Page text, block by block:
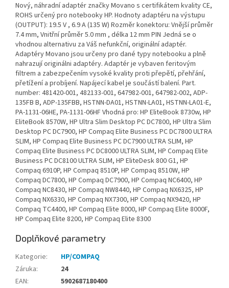
Nový, náhradní adaptér značky Movano s certifikátem kvality CE,
ROHS určený pro notebooky HP. Hodnoty adaptéru na výstupu
(OUTPUT): 19.5 V , 6.9 A (135 W) Rozměr konektoru: Vnější průměr
7.4 mm, Vnitřní průměr 5.0 mm , délka 12 mm PIN Jedná se o
vhodnou alternativu za Váš nefunkční, originální adaptér.
Adaptéry Movano jsou určeny pro dané typy notebooku a plně
nahrazují originálni adaptéry. Adaptér je vybaven feritovým
filtrem a zabezpečením vysoké kvality proti přepětí, přehřání,
přetížení a probíjení. Napájecí kabel je součástí balení. Part.
number: 481420-001, 482133-001, 647982-001, 647982-002, ADP-
135FB B, ADP-135FBB, HSTNN-DA01, HSTNN-LA01, HSTNN-LA01-E,
PA-1131-06HE, PA-1131-06HF Vhodná pro: HP EliteBook 8730w, HP
EliteBook 8570W, HP Ultra Slim Desktop PC DC7800, HP Ultra Slim
Desktop PC DC7900, HP Compaq Elite Business PC DC7800 ULTRA
SLIM, HP Compaq Elite Business PC DC7900 ULTRA SLIM, HP
Compaq Elite Business PC DC8000 ULTRA SLIM, HP Compaq Elite
Business PC DC8100 ULTRA SLIM, HP EliteDesk 800 G1, HP
Compaq 6910P, HP Compaq 8510P, HP Compaq 8510W, HP
Compaq DC7800, HP Compaq DC7900, HP Compaq NC6400, HP
Compaq NC8430, HP Compaq NW8440, HP Compaq NX6325, HP
Compaq NX6330, HP Compaq NX7300, HP Compaq NX9420, HP
Compaq TC4400, HP Compaq Elite 8000, HP Compaq Elite 8000F,
HP Compaq Elite 8200, HP Compaq Elite 8300
Doplňkové parametry
Kategorie:
HP/COMPAQ
Záruka:
24
EAN:
5902687180400